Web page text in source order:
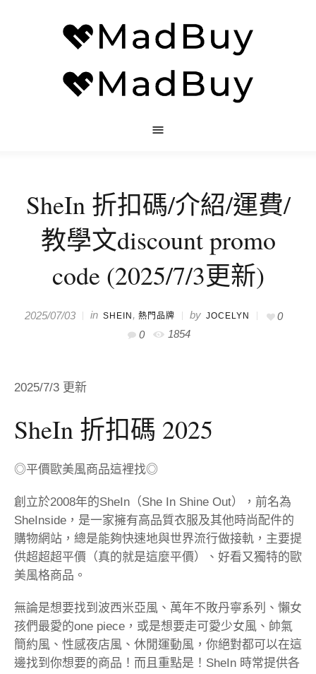
SheIn 折扣碼/介紹/運費/
教學文discount promo
code (2025/7/3更新)
2025/07/03 in SHEIN , 熱門品牌 by JOCELYN
0
0
1854
2025/7/3 更新
SheIn 折扣碼 2025
◎平價歐美風商品這裡找◎
創立於2008年的SheIn（She In Shine Out），前名為
SheInside，是一家擁有高品質衣服及其他時尚配件的
購物網站，總是能夠快速地與世界流行做接軌，主要提
供超超超平價（真的就是這麼平價）、好看又獨特的歐
美風格商品。
無論是想要找到波西米亞風、萬年不敗丹寧系列、懶女
孩們最愛的one piece，或是想要走可愛少女風、帥氣
簡約風、性感夜店風、休閒運動風，你絕對都可以在這
邊找到你想要的商品！而且重點是！SheIn 時常提供各